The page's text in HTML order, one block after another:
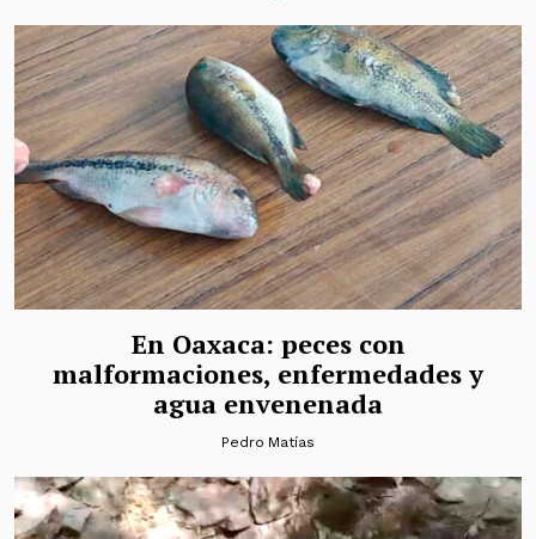
En Oaxaca: peces con
malformaciones, enfermedades y
agua envenenada
Pedro Matías